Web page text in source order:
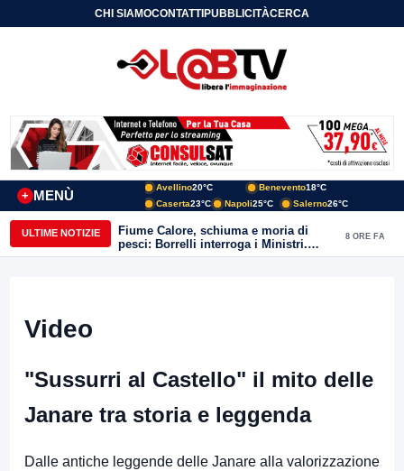
CHI SIAMOCONTATTIPUBBLICITÀCERCA
MENÙ
+
Avellino20°C Benevento18°C
Caserta23°C Napoli25°C Salerno26°C
ULTIME NOTIZIE
Fiume Calore, schiuma e moria di
pesci: Borrelli interroga i Ministri.
“Benevento paga l’assenza del
8 ORE FA
Video
"Sussurri al Castello" il mito delle
Janare tra storia e leggenda
Dalle antiche leggende delle Janare alla valorizzazione